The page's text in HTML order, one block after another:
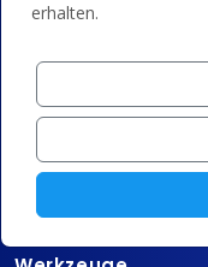
Technologie
DNS-System
Rechenzentrum
AI-Domain-Vorschläge
erhalten.